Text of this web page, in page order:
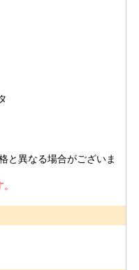
と異なる場合がございま